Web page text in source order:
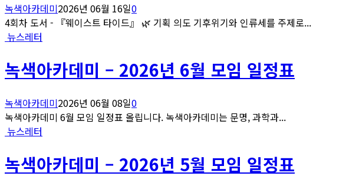
녹색아카데미2026년 06월 16일0
4회차 도서 - 『웨이스트 타이드』 🌿 기획 의도 기후위기와 인류세를 주제로...
뉴스레터
녹색아카데미 – 2026년 6월 모임 일정표
녹색아카데미2026년 06월 08일0
녹색아카데미 6월 모임 일정표 올립니다. 녹색아카데미는 문명, 과학과...
뉴스레터
녹색아카데미 – 2026년 5월 모임 일정표